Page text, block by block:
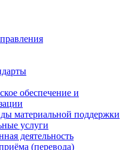
обеспечение и
материальной поддержки
услуги
деятельность
(перевода)